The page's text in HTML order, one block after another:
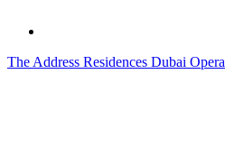
The Address Residences Dubai Opera